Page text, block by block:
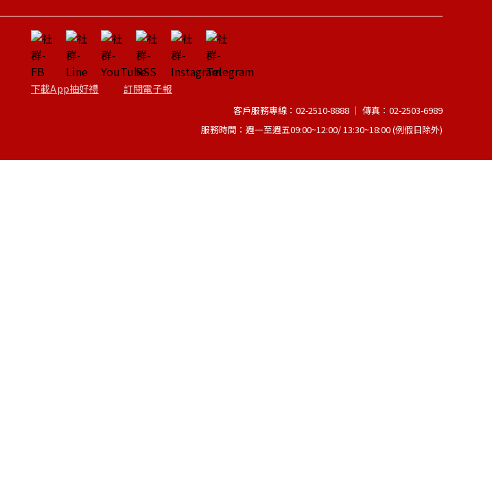
下載App抽好禮 訂閱電子報
客戶服務專線：02-2510-8888 │ 傳真：02-2503-6989
服務時間：週一至週五09:00~12:00/ 13:30~18:00 (例假日除外)